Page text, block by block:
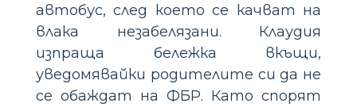
автобус, след което се качват на
влака незабелязани. Клаудия
изпраща бележка вкъщи,
уведомявайки родителите си да не
се обаждат на ФБР. Като спорят